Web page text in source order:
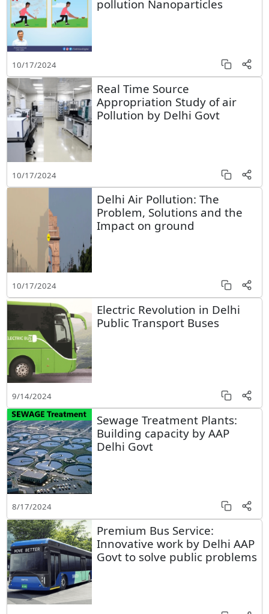
pollution Nanoparticles
10/17/2024
Real Time Source
Appropriation Study of air
Pollution by Delhi Govt
10/17/2024
Delhi Air Pollution: The
Problem, Solutions and the
Impact on ground
10/17/2024
Electric Revolution in Delhi
Public Transport Buses
9/14/2024
Sewage Treatment Plants:
Building capacity by AAP
Delhi Govt
8/17/2024
Premium Bus Service:
Innovative work by Delhi AAP
Govt to solve public problems